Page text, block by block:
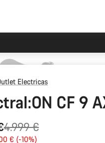
Electricas
CF 9
4.999 €
€ (-10%)